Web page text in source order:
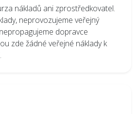
nákladů ani zprostředkovatel.
neprovozujeme veřejný
dopravce
zde žádné veřejné náklady k